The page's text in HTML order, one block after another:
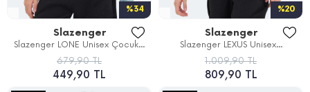
%34
Slazenger
Slazenger LONE Unisex Çocuk...
679,90 TL
449,90 TL
%20
Slazenger
Slazenger LEXUS Unisex...
1.009,90 TL
809,90 TL